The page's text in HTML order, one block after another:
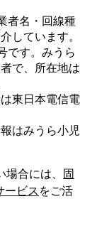
者名・回線種
しています。
です。 みうら
で、所在地は
東日本電信電
はみうら小児
場合には、
固
ービス をご活